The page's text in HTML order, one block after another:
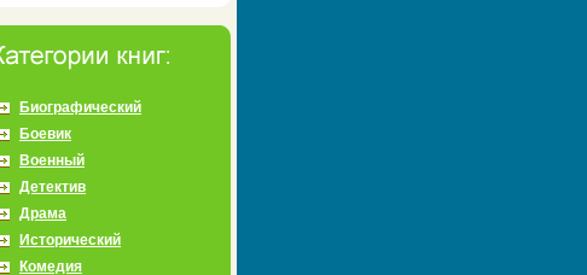
Биографический
Боевик
Военный
Детектив
Драма
Исторический
Комедия